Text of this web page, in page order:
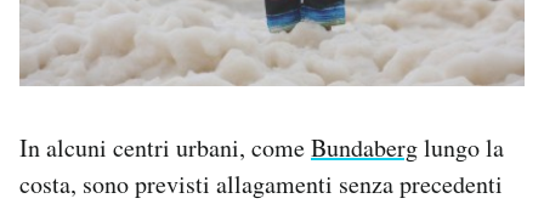
In alcuni centri urbani, comeBundaberglungo la
costa, sono previsti allagamenti senza precedenti